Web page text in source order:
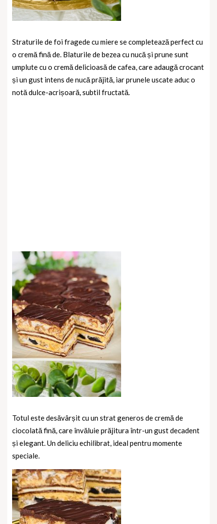
Straturile de foi fragede cu miere se completează perfect cu
o cremă fină de. Blaturile de bezea cu nucă și prune sunt
umplute cu o cremă delicioasă de cafea, care adaugă crocant
și un gust intens de nucă prăjită, iar prunele uscate aduc o
notă dulce-acrișoară, subtil fructată.
Totul este desăvârșit cu un strat generos de cremă de
ciocolată fină, care învăluie prăjitura într-un gust decadent
și elegant. Un deliciu echilibrat, ideal pentru momente
speciale.